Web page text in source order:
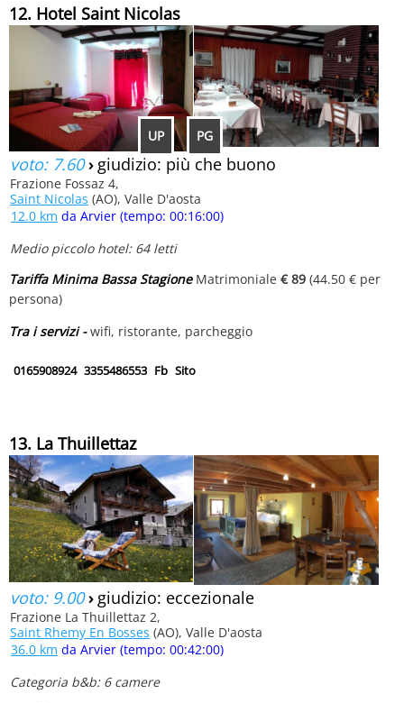
UP PG
12. Hotel Saint Nicolas
voto: 7.60› giudizio: più che buono
Frazione Fossaz 4,
Saint Nicolas (AO), Valle D'aosta
12.0 km da Arvier (tempo: 00:16:00)
Medio piccolo hotel: 64 letti
Tariffa Minima Bassa StagioneMatrimoniale € 89 (44.50 € per
persona)
Tra i servizi -wifi, ristorante, parcheggio
0165908924 3355486553 Fb Sito
13. La Thuillettaz
voto: 9.00› giudizio: eccezionale
Frazione La Thuillettaz 2,
Saint Rhemy En Bosses (AO), Valle D'aosta
36.0 km da Arvier (tempo: 00:42:00)
Categoria b&b: 6 camere